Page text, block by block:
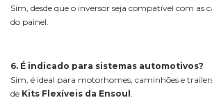
Sim, desde que o inversor seja compatível com as
do painel.
6. É indicado para sistemas automotivos?
Sim, é ideal para motorhomes, caminhões e
de Kits Flexíveis da Ensoul